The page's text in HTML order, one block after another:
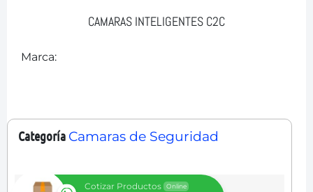
CAMARAS INTELIGENTES C2C
Marca:
Categoría Camaras de Seguridad
Cotizar Productos Online